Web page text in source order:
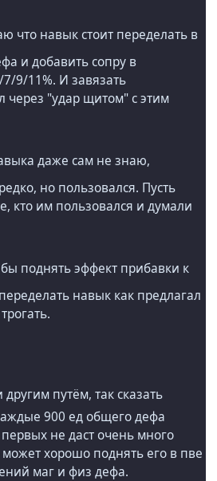
что навык стоит переделать в
и добавить сопру в
9/11%. И завязать
через "удар щитом" с этим
даже сам не знаю,
но пользовался. Пусть
кто им пользовался и думали
поднять эффект прибавки к
навык как предлагал
путём, так сказать
900 ед общего дефа
не даст очень много
может хорошо поднять его в пве
маг и физ дефа.